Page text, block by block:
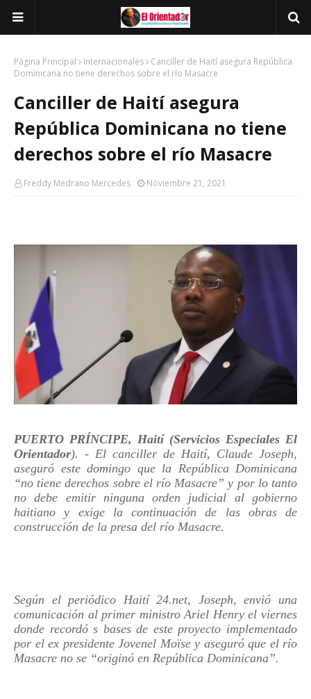
Página Principal Internacionales
Canciller de Haití asegura República
Dominicana no tiene derechos sobre el río Masacre
Canciller de Haití asegura
República Dominicana no tiene
derechos sobre el río Masacre
Freddy Medrano Mercedes Noviembre 21, 2021
PUERTO PRÍNCIPE, Haití (Servicios Especiales El
Orientador). - El canciller de Haití, Claude Joseph,
aseguró este domingo que la República Dominicana
“no tiene derechos sobre el río Masacre” y por lo tanto
no debe emitir ninguna orden judicial al gobierno
haitiano y exige la continuación de las obras de
construcción de la presa del río Masacre.
Según el periódico Haití 24.net, Joseph, envió una
comunicación al primer ministro Ariel Henry el viernes
donde recordó s bases de este proyecto implementado
por el ex presidente Jovenel Moïse y aseguró que el río
Masacre no se “originó en República Dominicana”.